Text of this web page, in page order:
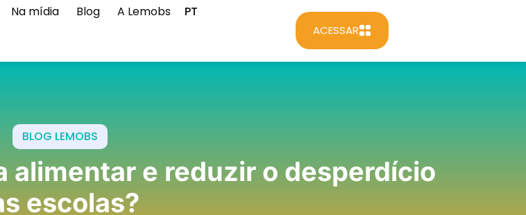
Na mídia Blog A Lemobs PT
ACESSAR
BLOG LEMOBS
alimentar e reduzir o desperdício
escolas?